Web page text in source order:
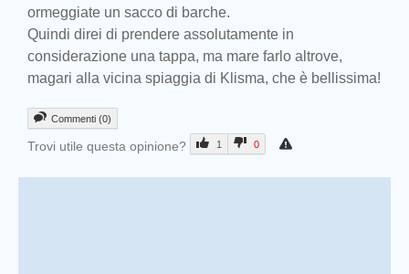
ormeggiate un sacco di barche.
Quindi direi di prendere assolutamente in
considerazione una tappa, ma mare farlo altrove,
magari alla vicina spiaggia di Klisma, che è bellissima!
Commenti (0)
Trovi utile questa opinione? 1 0